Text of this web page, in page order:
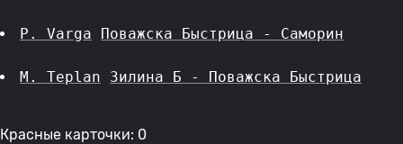
P. Varga Поважска Быстрица - Саморин
M. Teplan Зилина Б - Поважска Быстрица
Красные карточки: 0